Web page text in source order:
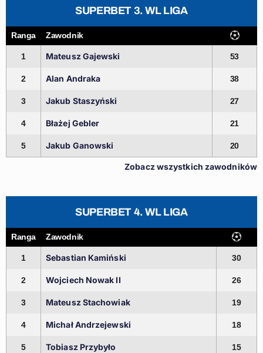
SUPERBET 3. WL LIGA
Ranga Zawodnik
1 Mateusz Gajewski 53
2 Alan Andraka 38
3 Jakub Staszyński 27
4 Błażej Gebler 21
5 Jakub Ganowski 20
Zobacz wszystkich zawodników
SUPERBET 4. WL LIGA
Ranga Zawodnik
1 Sebastian Kamiński 30
2 Wojciech Nowak II 26
3 Mateusz Stachowiak 19
4 Michał Andrzejewski 18
5 Tobiasz Przybyło 15